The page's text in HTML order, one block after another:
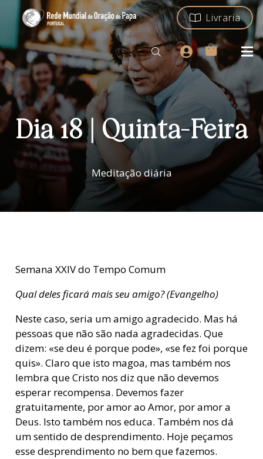
Livraria
Dia 18 | Quinta-Feira
Meditação diária
Semana XXIV do Tempo Comum
Qual deles ficará mais seu amigo? (Evangelho)
Neste caso, seria um amigo agradecido. Mas há
pessoas que não são nada agradecidas. Que
dizem: «se deu é porque pode», «se fez foi porque
quis». Claro que isto magoa, mas também nos
lembra que Cristo nos diz que não devemos
esperar recompensa. Devemos fazer
gratuitamente, por amor ao Amor, por amor a
Deus. Isto também nos educa. Também nos dá
um sentido de desprendimento. Hoje peçamos
esse desprendimento no bem que fazemos.